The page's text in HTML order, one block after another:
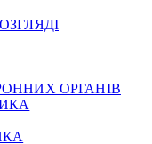
ОРГАНІВ